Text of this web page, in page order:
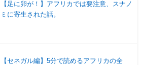
【足に卵が！】アフリカでは要注意、スナノ
ミに寄生された話。
【セネガル編】5分で読めるアフリカの全